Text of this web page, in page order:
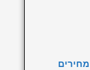
2026 – טווחי מחירים